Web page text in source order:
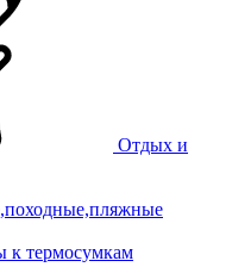
Отдых и
к термосумкам